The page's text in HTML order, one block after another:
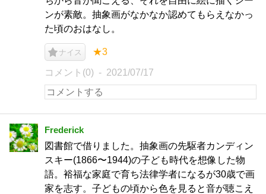
ンが素敵。抽象画がなかなか認めてもらえなかっ
た頃のおはなし。
ナイス ★3
コメント(0) 2021/07/17
Frederick
図書館で借りました。抽象画の先駆者カンディン
スキー(1866〜1944)の子ども時代を想像した物
語。裕福な家庭で育ち法律学者になるが30歳で画
家を志す。子どもの頃から色を見ると音が聴こえ